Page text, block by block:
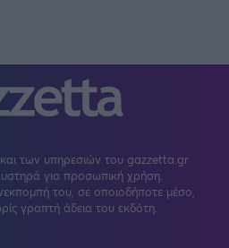
των υπηρεσιών του gazzetta.gr
για προσωπική χρήση.
του, σε οποιοδήποτε μέσο,
γραπτή άδεια του εκδότη.